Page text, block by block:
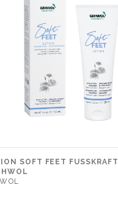
SOFT FEET FUSSKRAFT